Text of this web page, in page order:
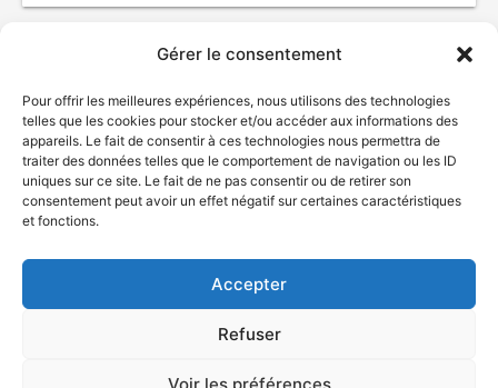
Gérer le consentement
Pour offrir les meilleures expériences, nous utilisons des technologies
telles que les cookies pour stocker et/ou accéder aux informations des
appareils. Le fait de consentir à ces technologies nous permettra de
traiter des données telles que le comportement de navigation ou les ID
uniques sur ce site. Le fait de ne pas consentir ou de retirer son
consentement peut avoir un effet négatif sur certaines caractéristiques
et fonctions.
Accepter
Refuser
Voir les préférences
© Gouvernement du Québec, 2026
Accessibilité
Déclaration de services